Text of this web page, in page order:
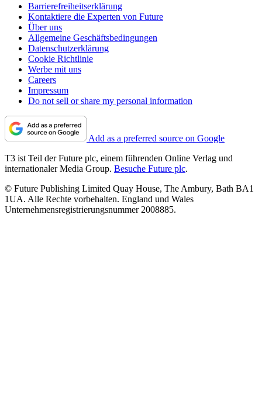
Barrierefreiheitserklärung
Kontaktiere die Experten von Future
Über uns
Allgemeine Geschäftsbedingungen
Datenschutzerklärung
Cookie Richtlinie
Werbe mit uns
Careers
Impressum
Do not sell or share my personal information
Add as a preferred source on Google
T3 ist Teil der Future plc, einem führenden Online Verlag und
internationaler Media Group. Besuche Future plc.
© Future Publishing Limited Quay House, The Ambury, Bath BA1
1UA. Alle Rechte vorbehalten. England und Wales
Unternehmensregistrierungsnummer 2008885.